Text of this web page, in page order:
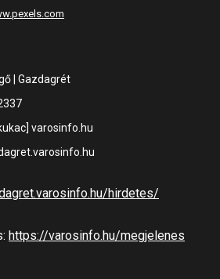
| Gazdagrét
varosinfo.hu
hirdetes/
https://varosinfo.hu/megjelenes